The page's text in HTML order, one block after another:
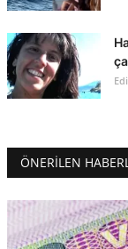
ÖNERILEN